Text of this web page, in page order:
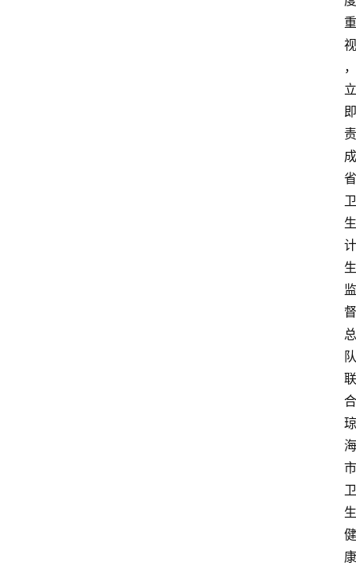
重
视
，
立
即
责
成
省
卫
生
计
生
监
督
总
队
联
合
琼
海
市
卫
生
健
康